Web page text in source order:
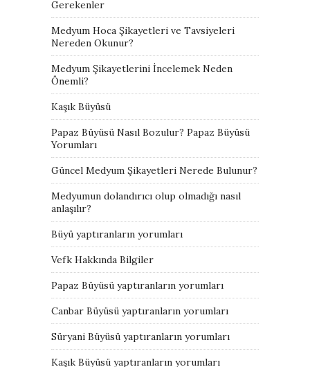
Gerekenler
Medyum Hoca Şikayetleri ve Tavsiyeleri
Nereden Okunur?
Medyum Şikayetlerini İncelemek Neden
Önemli?
Kaşık Büyüsü
Papaz Büyüsü Nasıl Bozulur? Papaz Büyüsü
Yorumları
Güncel Medyum Şikayetleri Nerede Bulunur?
Medyumun dolandırıcı olup olmadığı nasıl
anlaşılır?
Büyü yaptıranların yorumları
Vefk Hakkında Bilgiler
Papaz Büyüsü yaptıranların yorumları
Canbar Büyüsü yaptıranların yorumları
Süryani Büyüsü yaptıranların yorumları
Kaşık Büyüsü yaptıranların yorumları